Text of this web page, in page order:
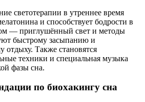
светотерапии в утреннее время
и способствует бодрости в
— приглушённый свет и методы
быстрому засыпанию и
отдыху. Также становятся
техники и специальная музыка
фазы сна.
по биохакингу сна